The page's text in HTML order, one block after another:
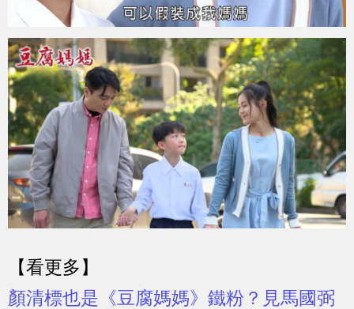
【看更多】
顏清標也是《豆腐媽媽》鐵粉？見馬國弼